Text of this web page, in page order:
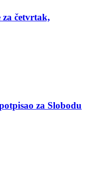
četvrtak,
za Slobodu